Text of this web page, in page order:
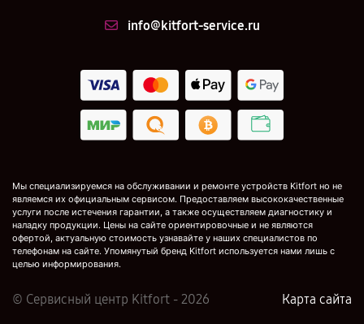
info@kitfort-service.ru
Мы специализируемся на обслуживании и ремонте устройств Kitfort но не
являемся их официальным сервисом. Предоставляем высококачественные
услуги после истечения гарантии, а также осуществляем диагностику и
наладку продукции. Цены на сайте ориентировочные и не являются
офертой, актуальную стоимость узнавайте у наших специалистов по
телефонам на сайте. Упомянутый бренд Kitfort используется нами лишь с
целью информирования.
© Сервисный центр Kitfort - 2026 Карта сайта